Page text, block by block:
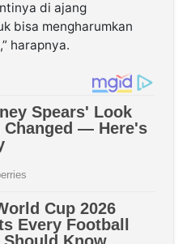
di ajang
bisa mengharumkan
harapnya.